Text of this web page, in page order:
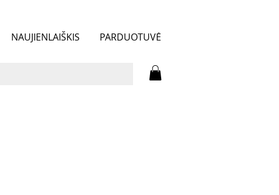
NAUJIENLAIŠKIS PARDUOTUVĖ